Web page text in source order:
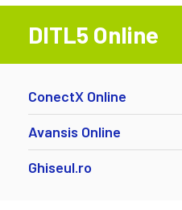
DITL5 Online
ConectX Online
Avansis Online
Ghiseul.ro